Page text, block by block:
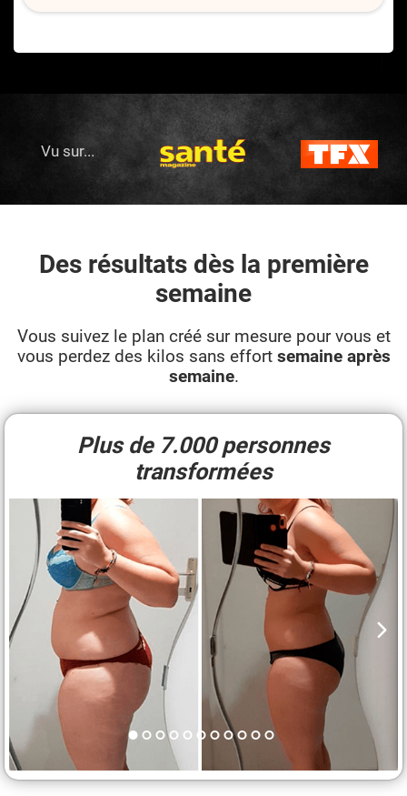
Vu sur...
Des résultats dès la première
semaine
Vous suivez le plan créé sur mesure pour vous et
vous perdez des kilos sans effort semaine après
semaine.
Plus de 7.000 personnes
transformées